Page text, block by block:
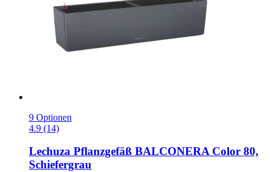
9 Optionen
4.9 (14)
Lechuza Pflanzgefäß BALCONERA Color 80,
Schiefergrau